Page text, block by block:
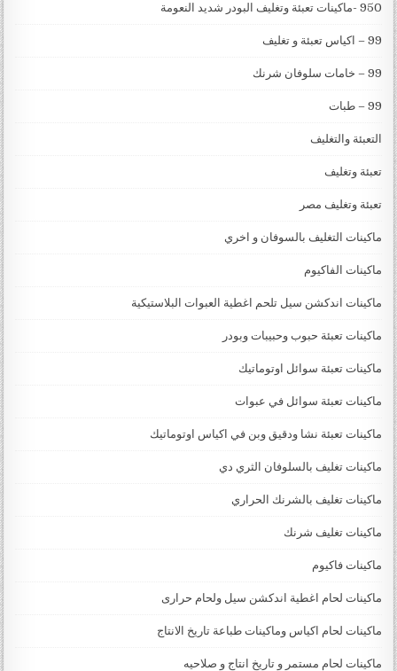
950 -ماكينات تعبئة وتغليف البودر شديد النعومة
99 – اكياس تعبئة و تغليف
99 – خامات سلوفان شرنك
99 – طبات
التعبئة والتغليف
تعبئة وتغليف
تعبئة وتغليف مصر
ماكينات التغليف بالسوفان و اخري
ماكينات الفاكيوم
ماكينات اندكشن سيل تلحم اغطية العبوات البلاستيكية
ماكينات تعبئة حبوب وحبيبات وبودر
ماكينات تعبئة سوائل اوتوماتيك
ماكينات تعبئة سوائل في عبوات
ماكينات تعبئة نشا ودقيق وبن في اكياس اوتوماتيك
ماكينات تغليف بالسلوفان الثري دي
ماكينات تغليف بالشرنك الحراري
ماكينات تغليف شرنك
ماكينات فاكيوم
ماكينات لحام اغطية اندكشن سيل ولحام حرارى
ماكينات لحام اكياس وماكينات طباعة تاريخ الانتاج
ماكينات لحام مستمر و تاريخ انتاج و صلاحيه